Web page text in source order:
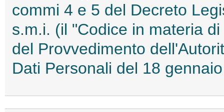
commi 4 e 5 del Decreto
s.m.i. (il "Codice in materia
del Provvedimento
Dati Personali del 18